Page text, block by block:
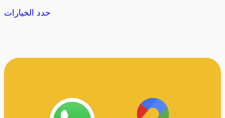
حدد الخيارات